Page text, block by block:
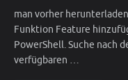
man vorher
Funktion Feature
PowerShell. Suche nach
verfügbaren …